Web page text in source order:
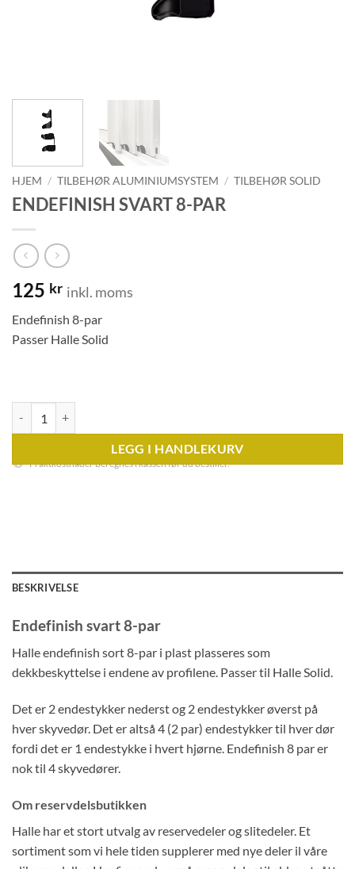
HJEM / TILBEHØR ALUMINIUMSYSTEM / TILBEHØR SOLID
ENDEFINISH SVART 8-PAR
125 kr inkl. moms
Endefinish 8-par
Passer Halle Solid
LEGG I HANDLEKURV
Fraktkostnader beregnes i kassen før du bestiller.
BESKRIVELSE
Endefinish svart 8-par
Halle endefinish sort 8-par i plast plasseres som
dekkbeskyttelse i endene av profilene. Passer til Halle Solid.
Det er 2 endestykker nederst og 2 endestykker øverst på
hver skyvedør. Det er altså 4 (2 par) endestykker til hver dør
fordi det er 1 endestykke i hvert hjørne. Endefinish 8 par er
nok til 4 skyvedører.
Om reservdelsbutikken
Halle har et stort utvalg av reservedeler og slitedeler. Et
sortiment som vi hele tiden supplerer med nye deler il våre